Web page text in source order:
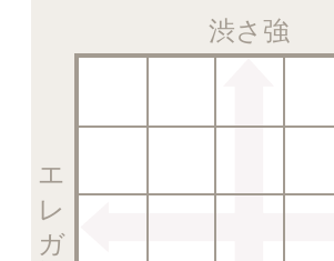
渋さ強
エレガント